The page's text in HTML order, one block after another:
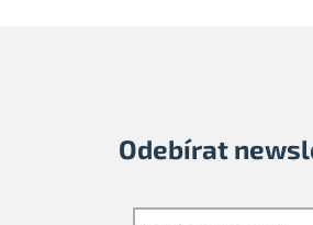
Odebírat